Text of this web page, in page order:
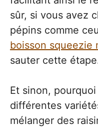
sûr, si vous avez
pépins comme
boisson squeezie
sauter cette
Et sinon,
différentes
mélanger des